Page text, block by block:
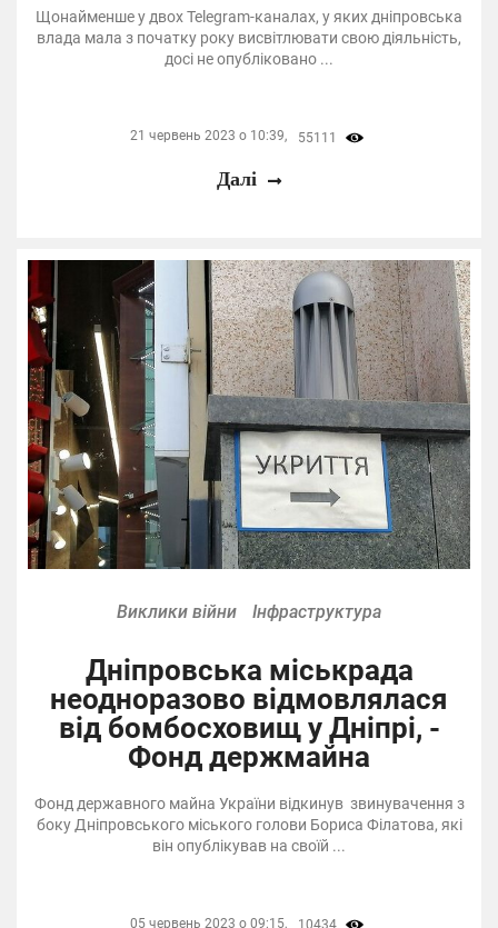
Щонайменше у двох Telegram-каналах, у яких дніпровська
влада мала з початку року висвітлювати свою діяльність,
досі не опубліковано ...
21 червень 2023 о 10:39, 55111
Далі
Виклики війни Інфраструктура
Дніпровська міськрада
неодноразово відмовлялася
від бомбосховищ у Дніпрі, -
Фонд держмайна
Фонд державного майна України відкинув звинувачення з
боку Дніпровського міського голови Бориса Філатова, які
він опублікував на своїй ...
05 червень 2023 о 09:15, 10434